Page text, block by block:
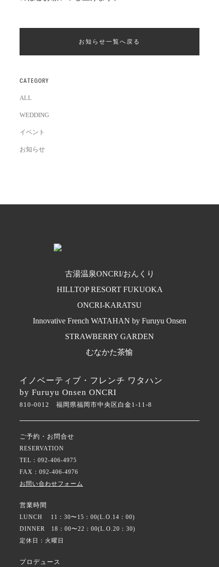
お知らせ一覧へ戻る
CATEGORY
ALL
WEDDING
イベント
お知らせ
古湯温泉ONCRI/おんくり
HILLTOP RESORT FUKUOKA
ONCRI‐KARATSU
Innovative French WATAHAN by Furuyu Onsen
STRAWBERRY GARDEN
むなかた茶愉
イノベーティブ・フレンチ ワタハン
by Furuyu Onsen ONCRI
810-0012 福岡県福岡市中央区白金1-11-8
ご予約・お問合せ
RESERVATION
TEL：092-406-4975
FAX：092-406-4976
お問い合わせフォーム
営業時間
LUNCH 11：30〜15：00(L.O.14：00)
DINNER 18：00〜22：00(L.O.20：30)
定休日：火曜日
プロデュース